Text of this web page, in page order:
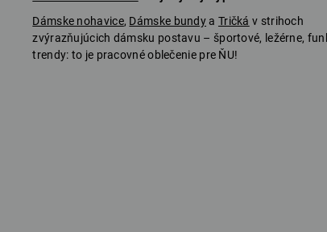
Dámske nohavice, Dámske bundya Tričká v strihoch
zvýrazňujúcich dámsku postavu – športové, ležérne,
trendy: to je pracovné oblečenie pre ŇU!